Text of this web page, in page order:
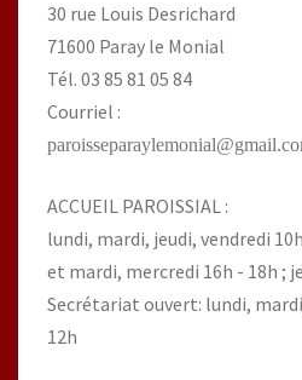
30 rue Louis Desrichard
71600 Paray le Monial
Tél. 03 85 81 05 84
Courriel :
ACCUEIL PAROISSIAL :
lundi, mardi, jeudi, vendredi
et mardi, mercredi 16h - 18h ;
Secrétariat ouvert: lundi,
12h